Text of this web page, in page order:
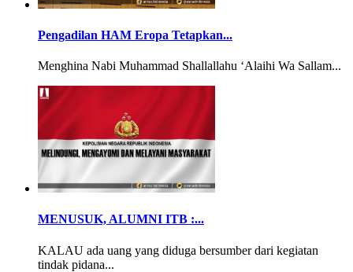
Pengadilan HAM Eropa Tetapkan...
Menghina Nabi Muhammad Shallallahu ‘Alaihi Wa Sallam...
MENUSUK, ALUMNI ITB :...
KALAU ada uang yang diduga bersumber dari kegiatan
tindak pidana...